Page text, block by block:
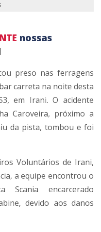
nossas
preso nas ferragens
carreta na noite desta
em Irani. O acidente
Caroveira, próximo a
da pista, tombou e foi
Voluntários de Irani,
a equipe encontrou o
encarcerado
devido aos danos